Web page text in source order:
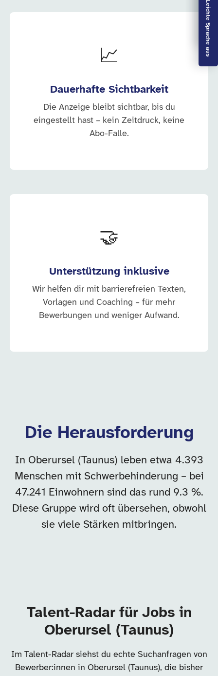
Vorlesen aus
Leichte Sprache aus
📈
Dauerhafte Sichtbarkeit
Die Anzeige bleibt sichtbar, bis du
eingestellt hast – kein Zeitdruck, keine
Abo-Falle.
🤝
Unterstützung inklusive
Wir helfen dir mit barrierefreien Texten,
Vorlagen und Coaching – für mehr
Bewerbungen und weniger Aufwand.
Die Herausforderung
In Oberursel (Taunus) leben etwa 4.393
Menschen mit Schwerbehinderung – bei
47.241 Einwohnern sind das rund 9.3 %.
Diese Gruppe wird oft übersehen, obwohl
sie viele Stärken mitbringen.
Talent-Radar für Jobs in
Oberursel (Taunus)
Im Talent-Radar siehst du echte Suchanfragen von
Bewerber:innen in Oberursel (Taunus), die bisher